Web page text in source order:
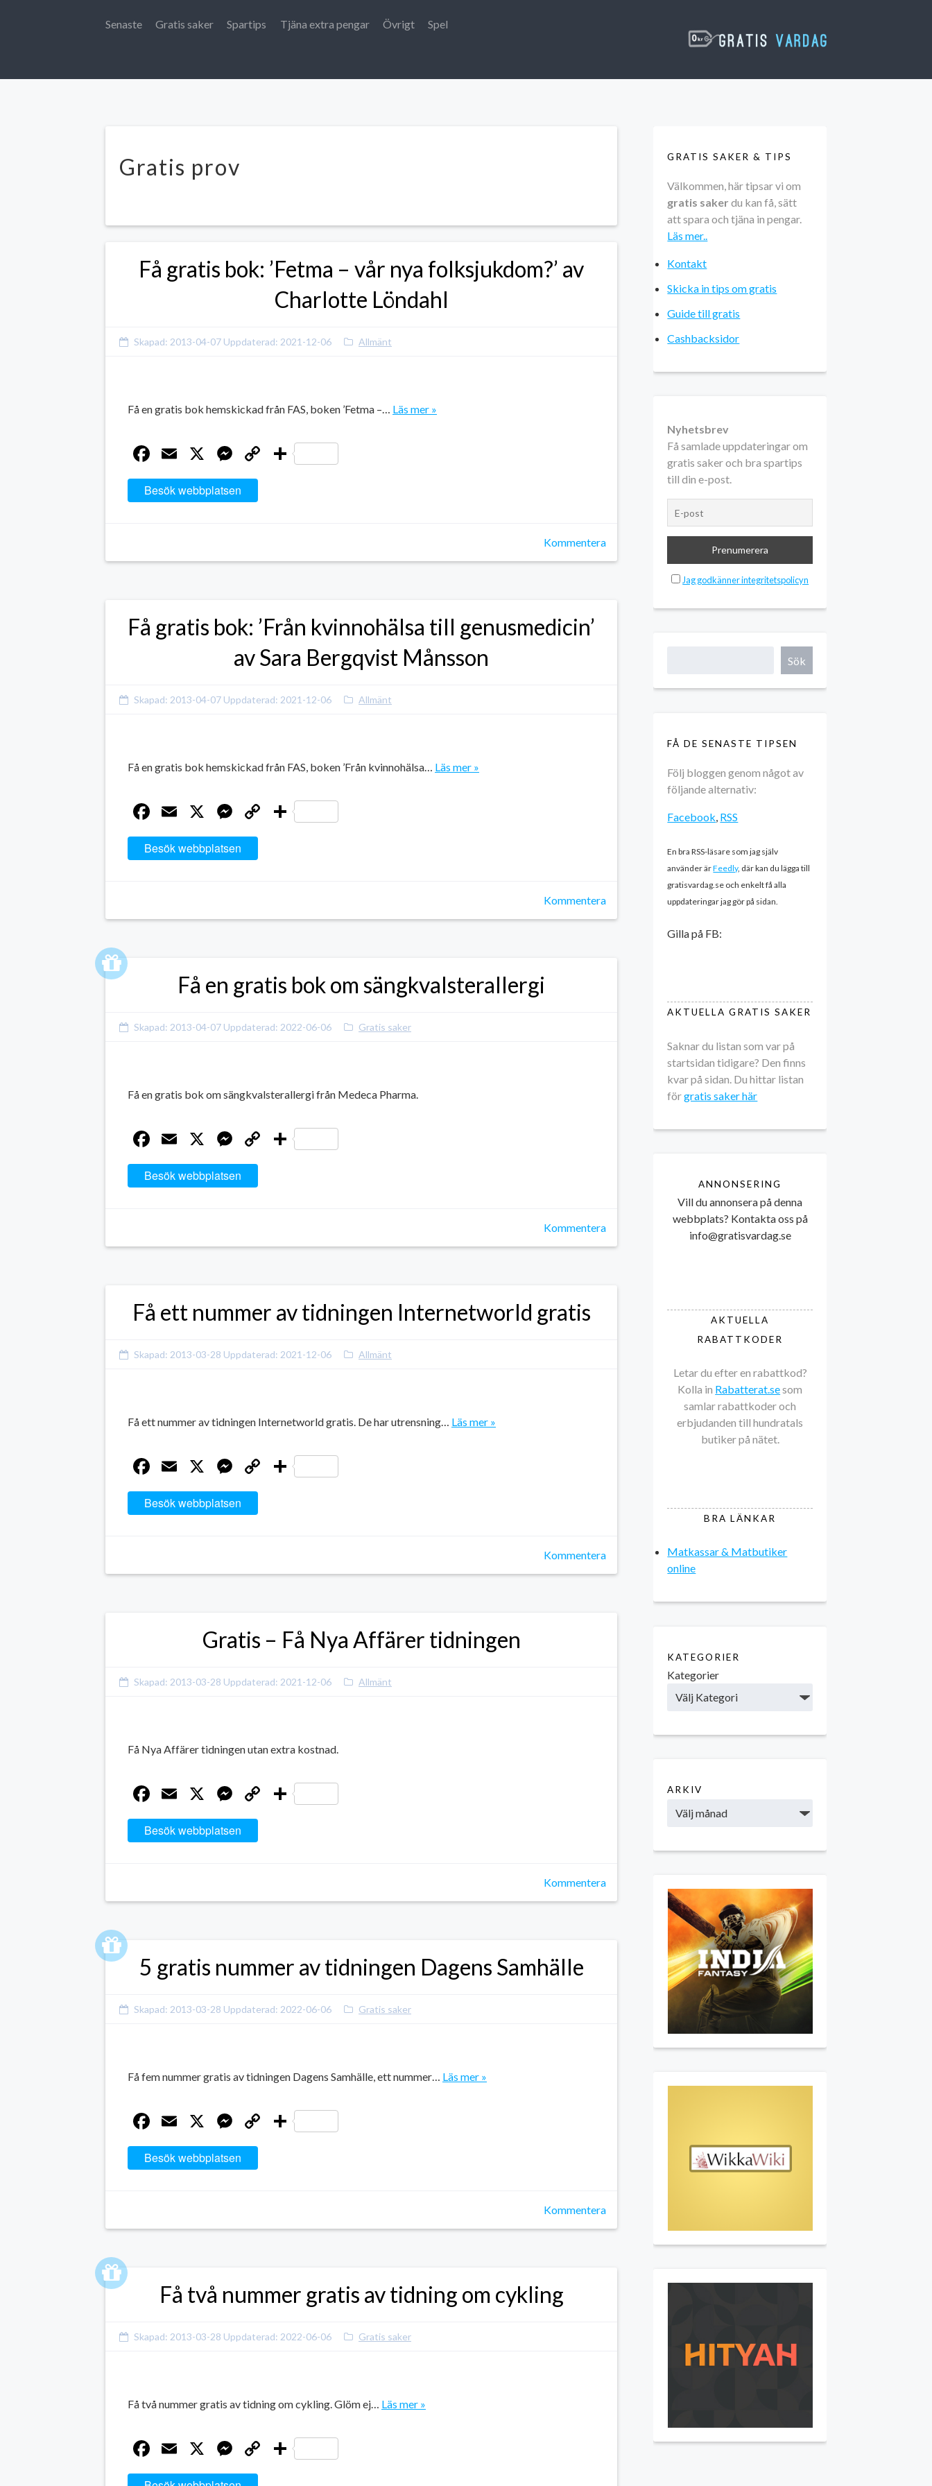
Senaste Gratis saker Spartips Tjäna extra pengar Övrigt Spel
Gratis prov
Få gratis bok: ’Fetma – vår nya folksjukdom?’ av
Charlotte Löndahl
Skapad: 2013-04-07 Uppdaterad: 2021-12-06 Allmänt
Få en gratis bok hemskickad från FAS, boken ’Fetma –… Läs mer »
Facebook
Email
X Messenger
CopyDela
Besök webbplatsen
Kommentera
Få gratis bok: ’Från kvinnohälsa till genusmedicin’
av Sara Bergqvist Månsson
Skapad: 2013-04-07 Uppdaterad: 2021-12-06 Allmänt
Få en gratis bok hemskickad från FAS, boken ’Från kvinnohälsa… Läs mer »
Facebook
Email
X Messenger
CopyDela
Besök webbplatsen
Kommentera
Få en gratis bok om sängkvalsterallergi
Skapad: 2013-04-07 Uppdaterad: 2022-06-06 Gratis saker
Få en gratis bok om sängkvalsterallergi från Medeca Pharma.
Facebook
Email
X Messenger
CopyDela
Besök webbplatsen
Kommentera
Få ett nummer av tidningen Internetworld gratis
Skapad: 2013-03-28 Uppdaterad: 2021-12-06 Allmänt
Få ett nummer av tidningen Internetworld gratis. De har utrensning… Läs mer »
Facebook
Email
X Messenger
CopyDela
Besök webbplatsen
Kommentera
Gratis – Få Nya Affärer tidningen
Skapad: 2013-03-28 Uppdaterad: 2021-12-06 Allmänt
Få Nya Affärer tidningen utan extra kostnad.
Facebook
Email
X Messenger
CopyDela
Besök webbplatsen
Kommentera
5 gratis nummer av tidningen Dagens Samhälle
Skapad: 2013-03-28 Uppdaterad: 2022-06-06 Gratis saker
Få fem nummer gratis av tidningen Dagens Samhälle, ett nummer… Läs mer »
Facebook
Email
X Messenger
CopyDela
Besök webbplatsen
Kommentera
Få två nummer gratis av tidning om cykling
Skapad: 2013-03-28 Uppdaterad: 2022-06-06 Gratis saker
Få två nummer gratis av tidning om cykling. Glöm ej… Läs mer »
Facebook
Email
X Messenger
CopyDela
GRATIS SAKER & TIPS
Välkommen, här tipsar vi om
gratis saker du kan få, sätt
att spara och tjäna in pengar.
Läs mer..
Kontakt
Skicka in tips om gratis
Guide till gratis
Cashbacksidor
Nyhetsbrev
Få samlade uppdateringar om
gratis saker och bra spartips
till din e-post.
Jag godkänner integritetspolicyn
Sök
FÅ DE SENASTE TIPSEN
Följ bloggen genom något av
följande alternativ:
Facebook RSS
En bra RSS-läsare som jag själv
använder ärFeedly, där kan du lägga till
gratisvardag.se och enkelt få alla
uppdateringar jag gör på sidan.
Gilla på FB:
AKTUELLA GRATIS SAKER
Saknar du listan som var på
startsidan tidigare? Den finns
kvar på sidan. Du hittar listan
förgratis saker här
ANNONSERING
Vill du annonsera på denna
webbplats? Kontakta oss på
info@gratisvardag.se
AKTUELLA
RABATTKODER
Letar du efter en rabattkod?
Kolla in Rabatterat.sesom
samlar rabattkoder och
erbjudanden till hundratals
butiker på nätet.
BRA LÄNKAR
Matkassar & Matbutiker
online
KATEGORIER
Kategorier
ARKIV